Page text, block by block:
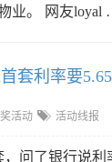
业。 网友loyal
套利率要
活动 活动线报
问了银行说